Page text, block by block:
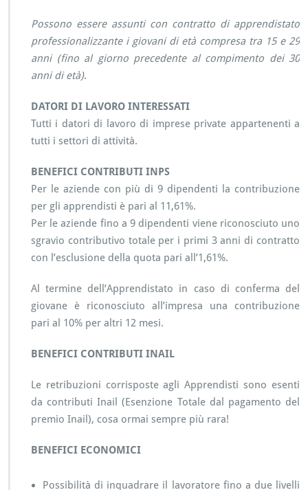
Possono essere assunti con contratto di apprendistato
professionalizzante i giovani di età compresa tra 15 e 29
anni (fino al giorno precedente al compimento dei 30
anni di età).
DATORI DI LAVORO INTERESSATI
Tutti i datori di lavoro di imprese private appartenenti a
tutti i settori di attività.
BENEFICI CONTRIBUTI INPS
Per le aziende con più di 9 dipendenti la contribuzione
per gli apprendisti è pari al 11,61%.
Per le aziende fino a 9 dipendenti viene riconosciuto uno
sgravio contributivo totale per i primi 3 anni di contratto
con l’esclusione della quota pari all’1,61%.
Al termine dell’Apprendistato in caso di conferma del
giovane è riconosciuto all’impresa una contribuzione
pari al 10% per altri 12 mesi.
BENEFICI CONTRIBUTI INAIL
Le retribuzioni corrisposte agli Apprendisti sono esenti
da contributi Inail (Esenzione Totale dal pagamento del
premio Inail), cosa ormai sempre più rara!
BENEFICI ECONOMICI
Possibilità di inquadrare il lavoratore fino a due livelli